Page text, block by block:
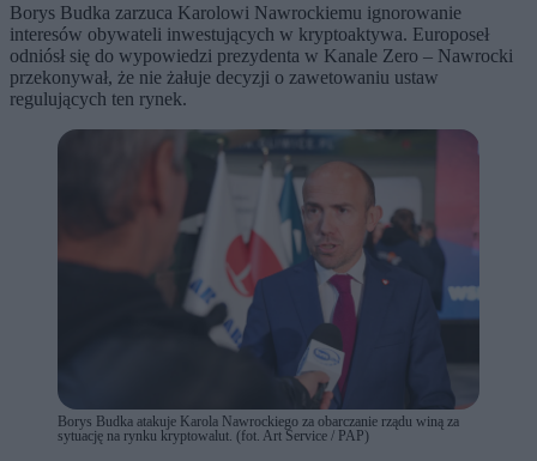
Borys Budka zarzuca Karolowi Nawrockiemu ignorowanie
interesów obywateli inwestujących w kryptoaktywa. Europoseł
odniósł się do wypowiedzi prezydenta w Kanale Zero – Nawrocki
przekonywał, że nie żałuje decyzji o zawetowaniu ustaw
regulujących ten rynek.
Borys Budka atakuje Karola Nawrockiego za obarczanie rządu winą za
sytuację na rynku kryptowalut. (fot. Art Service / PAP)